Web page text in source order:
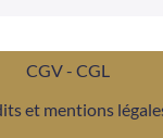
CGV - CGL
et mentions